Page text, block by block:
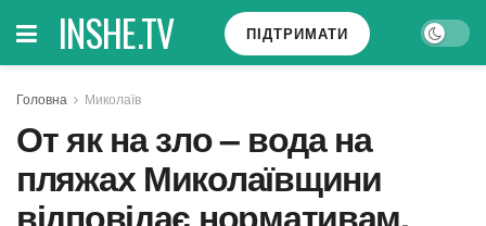
INSHE.TV ПІДТРИМАТИ
Головна Миколаїв
От як на зло – вода на
пляжах Миколаївщини